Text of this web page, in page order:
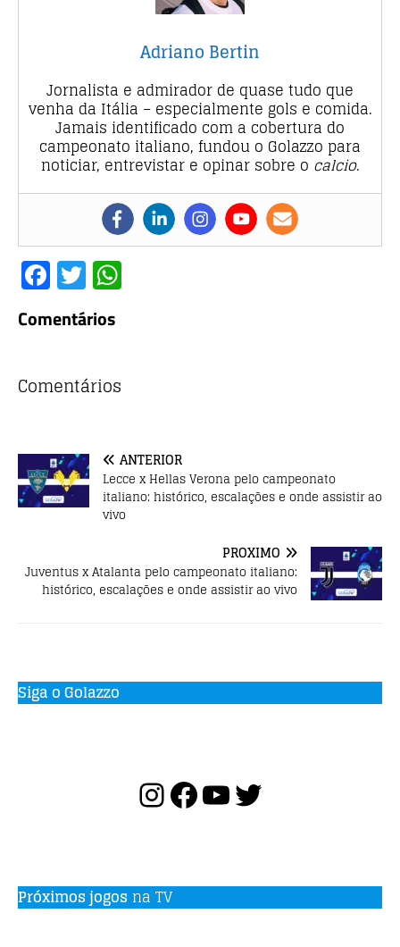
Adriano Bertin
Jornalista e admirador de quase tudo que
venha da Itália – especialmente gols e comida.
Jamais identificado com a cobertura do
campeonato italiano, fundou o Golazzo para
noticiar, entrevistar e opinar sobre o calcio.
F
a
c
b
o
k
T
w
it
r
p
Comentários
Comentários
ANTERIOR
Lecce x Hellas Verona pelo campeonato
italiano: histórico, escalações e onde assistir ao
vivo
PRÓXIMO
Juventus x Atalanta pelo campeonato italiano:
histórico, escalações e onde assistir ao vivo
Siga o Golazzo
Próximos jogos na TV